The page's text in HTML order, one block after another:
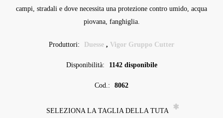
campi, stradali e dove necessita una protezione contro umido, acqua
piovana, fanghiglia.
Produttori: Duesse , Vigor Gruppo Cutter
Disponibilità: 1142 disponibile
Cod.: 8062
SELEZIONA LA TAGLIA DELLA TUTA *